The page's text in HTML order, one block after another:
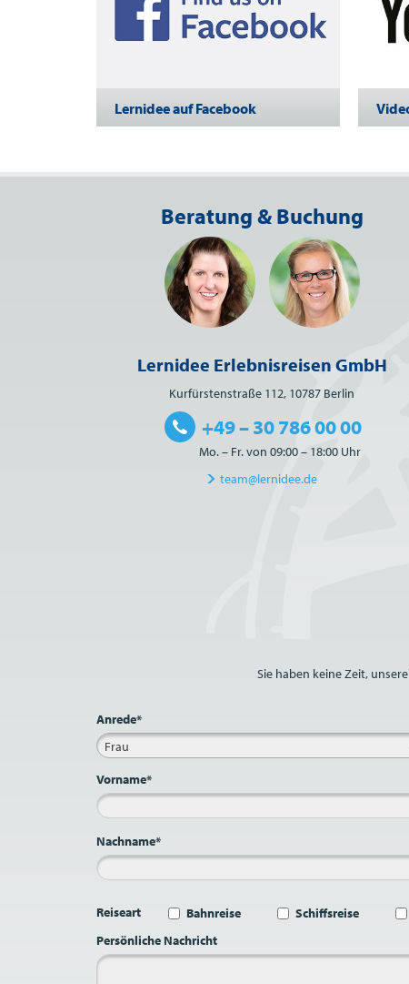
Lernidee auf Facebook
Beratung & Buchung
Lernidee Erlebnisreisen GmbH
Kurfürstenstraße 112, 10787 Berlin
+49 – 30 786 00 00
Mo. – Fr. von 09:00 – 18:00 Uhr
team@lernidee.de
Sie haben keine Zeit,
Anrede*
Frau
Vorname*
Nachname*
Reiseart Bahnreise Schiffsreise
Persönliche Nachricht